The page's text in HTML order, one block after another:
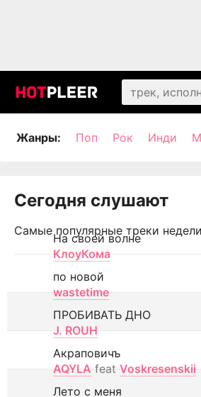
Жанры: Поп Рок Инди
Сегодня слушают
Самые популярные треки недели
На своей волне
КлоуКома
по новой
wastetime
ПРОБИВАТЬ ДНО
J. ROUH
Акраповичъ
AQYLA feat Voskresenskii
Лето с меня